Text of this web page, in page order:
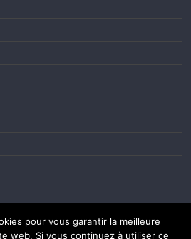
pour vous garantir la meilleure
web. Si vous continuez à utiliser ce